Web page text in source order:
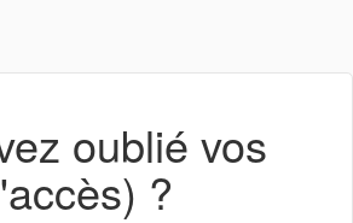
oublié vos
?